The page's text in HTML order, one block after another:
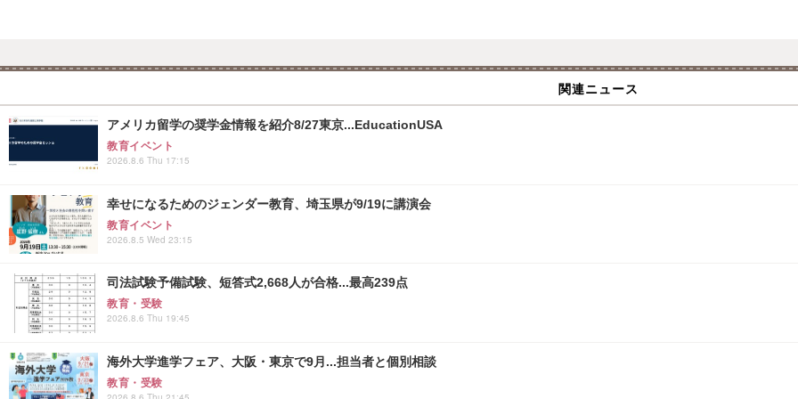
関連ニュース
アメリカ留学の奨学金情報を紹介8/27東京...EducationUSA
教育イベント
2026.8.6 Thu 17:15
幸せになるためのジェンダー教育、埼玉県が9/19に講演会
教育イベント
2026.8.5 Wed 23:15
司法試験予備試験、短答式2,668人が合格...最高239点
教育・受験
2026.8.6 Thu 19:45
海外大学進学フェア、大阪・東京で9月...担当者と個別相談
教育・受験